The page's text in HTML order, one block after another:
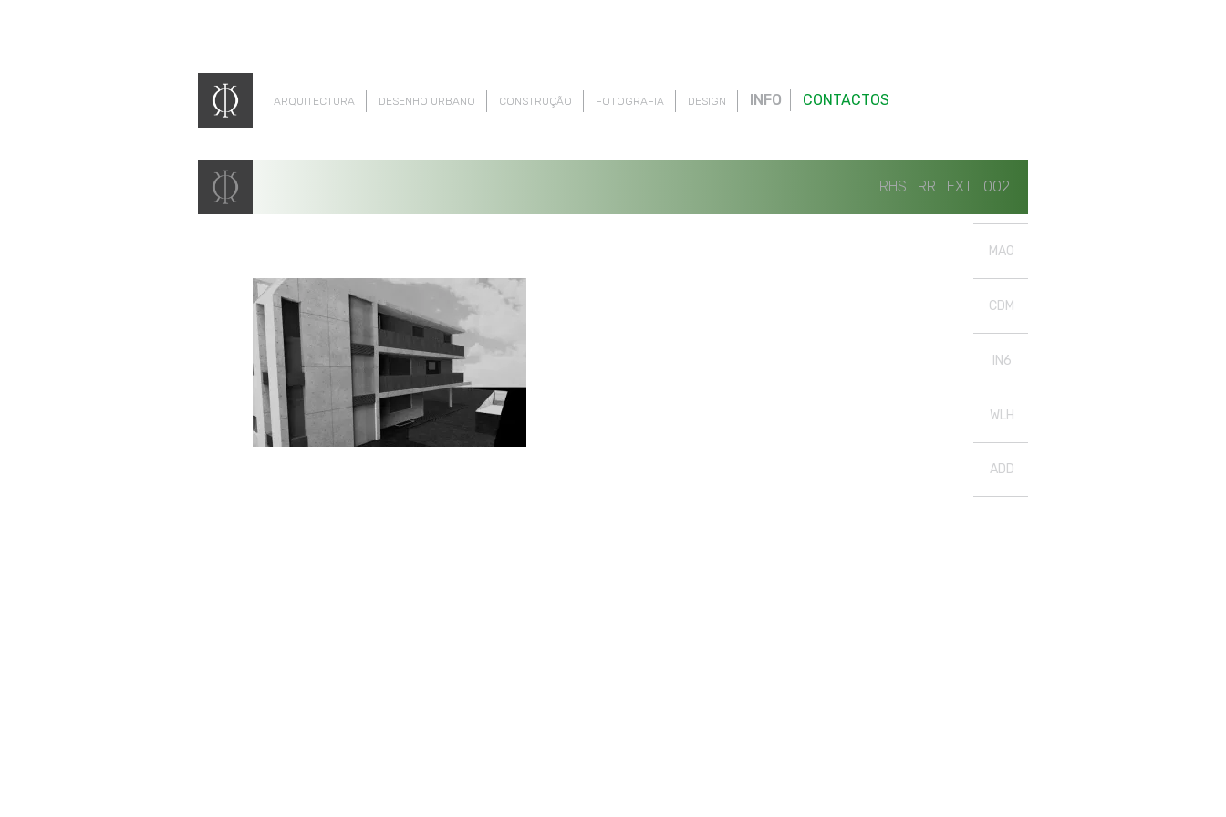
ARQUITECTURA DESENHO URBANO CONSTRUÇÃO FOTOGRAFIA DESIGN INFO CONTACTOS
RHS_RR_EXT_002
MAO
CDM
IN6
WLH
ADD